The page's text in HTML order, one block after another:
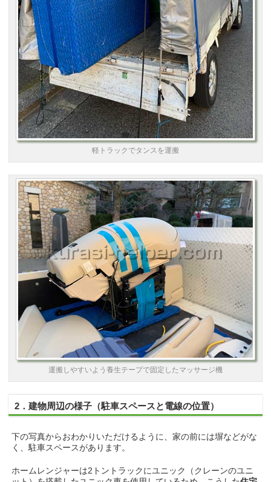
軽トラックでタンスを運搬
運搬しやすいよう養生テープで固定したマッサージ機
2．建物周辺の様子（駐車スペースと電線の位置）
下の写真からおわかりいただけるように、家の前には塀などがな
く、駐車スペースがあります。
ホームレンジャーは2トントラックにユニック（クレーンのユニ